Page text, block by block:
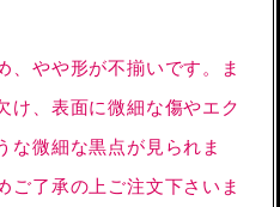
、やや形が不揃いです。ま
け、表面に微細な傷やエク
な微細な黒点が見られま
ご了承の上ご注文下さいま